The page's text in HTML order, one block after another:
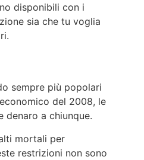
disponibili con i
sia che tu voglia
sempre più popolari
del 2008, le
denaro a chiunque.
mortali per
restrizioni non sono